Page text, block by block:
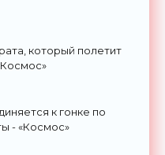
который полетит
к гонке по
- «Космос»